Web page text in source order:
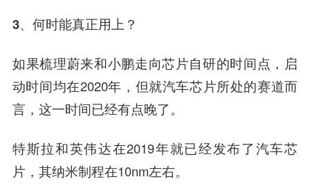
3、 何时能真正用上？
如果梳理蔚来和小鹏走向芯片自研的时间点，启
动时间均在2020年， 但就汽车芯片所处的赛道而
言，这一时间已经有点晚了。
特斯拉和英伟达在2019年就已经发布了汽车芯
片，其纳米制程在10nm左右。